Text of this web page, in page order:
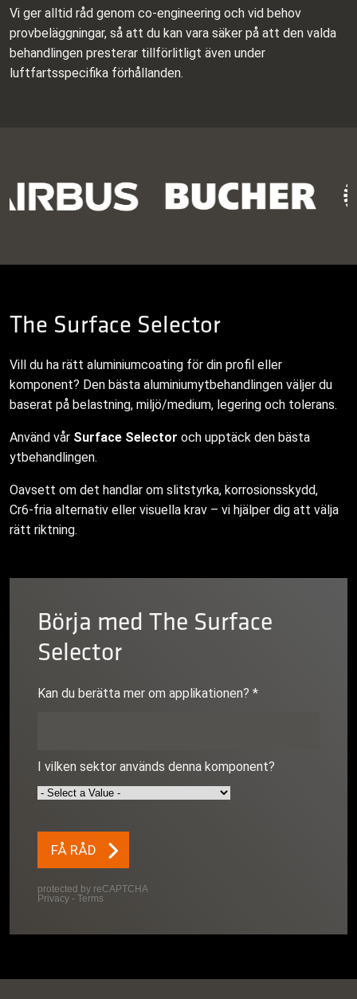
Vi ger alltid råd genom co‑engineering och vid behov
provbeläggningar, så att du kan vara säker på att den valda
behandlingen presterar tillförlitligt även under
luftfartsspecifika förhållanden.
The Surface Selector
Vill du ha rätt aluminiumcoating för din profil eller
komponent? Den bästa aluminiumytbehandlingen väljer du
baserat på belastning, miljö/medium, legering och tolerans.
Använd vår Surface Selector och upptäck den bästa
ytbehandlingen.
Oavsett om det handlar om slitstyrka, korrosionsskydd,
Cr6‑fria alternativ eller visuella krav – vi hjälper dig att välja
rätt riktning.
Börja med The Surface
Selector